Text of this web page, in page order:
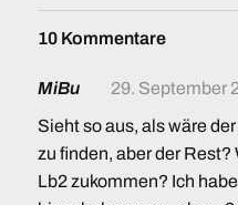
10 Kommentare
MiBu
29. September
Sieht so aus, als wäre
zu finden, aber der
Lb2 zukommen? Ich